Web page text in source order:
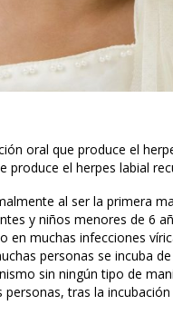
oral que produce el
produce el herpes labial
al ser la primera
y niños menores de 6
en muchas infecciones
personas se incuba
sin ningún tipo de
personas, tras la